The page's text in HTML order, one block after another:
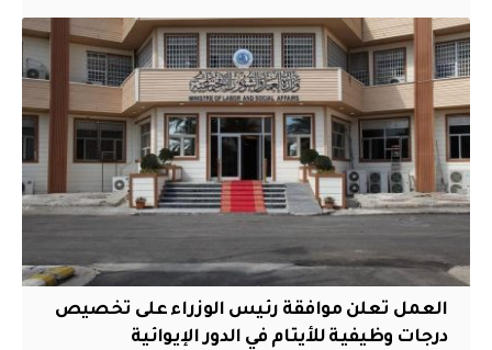
العمل تعلن موافقة رئيس الوزراء على تخصيص
درجات وظيفية للأيتام في الدور الإيوائية